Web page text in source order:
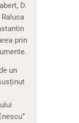
D.
prin
un